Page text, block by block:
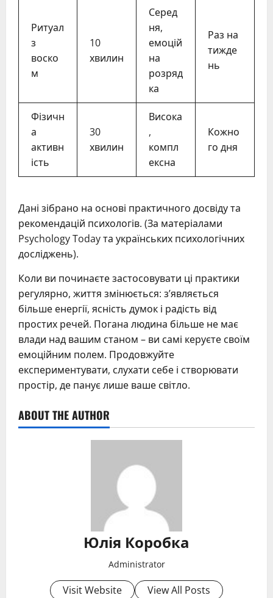
Ритуал
з
воско
м
10
хвилин
Серед
ня,
емоцій
на
розряд
ка
Раз на
тижде
нь
Фізичн
а
активн
ість
30
хвилин
Висока
,
компл
ексна
Кожно
го дня
Дані зібрано на основі практичного досвіду та
рекомендацій психологів. (За матеріалами
Psychology Today та українських психологічних
досліджень).
Коли ви починаєте застосовувати ці практики
регулярно, життя змінюється: з’являється
більше енергії, ясність думок і радість від
простих речей. Погана людина більше не має
влади над вашим станом – ви самі керуєте своїм
емоційним полем. Продовжуйте
експериментувати, слухати себе і створювати
простір, де панує лише ваше світло.
ABOUT THE AUTHOR
Юлія Коробка
Administrator
Visit Website View All Posts